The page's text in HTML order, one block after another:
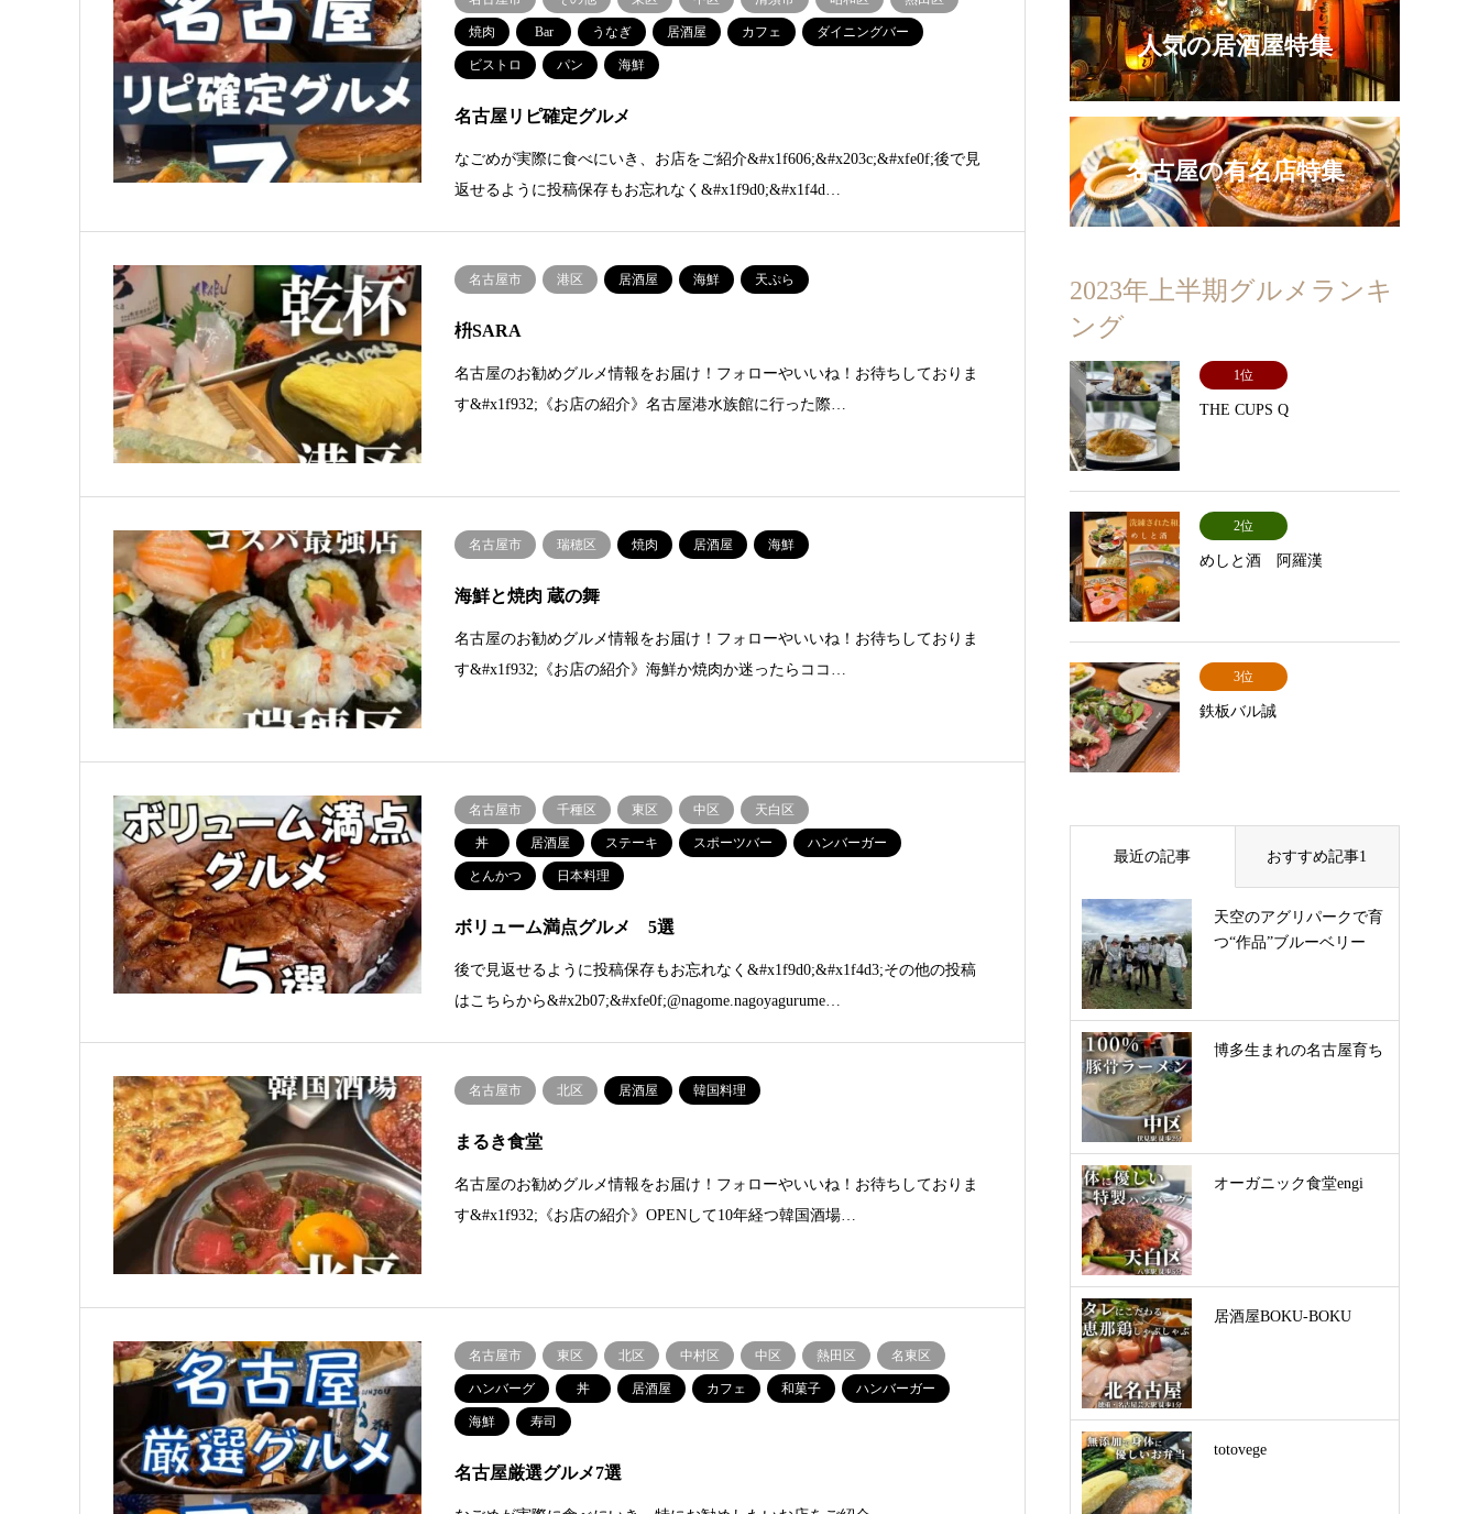
焼肉 Bar うなぎ 居酒屋 カフェ ダイニングバー
ビストロ パン 海鮮
名古屋リピ確定グルメ
なごめが実際に食べにいき、お店をご紹介&#x1f606;&#x203c;&#xfe0f;後で見
返せるように投稿保存もお忘れなく&#x1f9d0;&#x1f4d…
名古屋市 港区 居酒屋 海鮮 天ぷら
枡SARA
名古屋のお勧めグルメ情報をお届け！フォローやいいね！お待ちしておりま
す&#x1f932;《お店の紹介》名古屋港水族館に行った際…
名古屋市 瑞穂区 焼肉 居酒屋 海鮮
海鮮と焼肉 蔵の舞
名古屋のお勧めグルメ情報をお届け！フォローやいいね！お待ちしておりま
す&#x1f932;《お店の紹介》海鮮か焼肉か迷ったらココ…
名古屋市 千種区 東区 中区 天白区
丼 居酒屋 ステーキ スポーツバー ハンバーガー
とんかつ 日本料理
ボリューム満点グルメ 5選
後で見返せるように投稿保存もお忘れなく&#x1f9d0;&#x1f4d3;その他の投稿
はこちらから&#x2b07;&#xfe0f;@nagome.nagoyagurume…
名古屋市 北区 居酒屋 韓国料理
まるき食堂
名古屋のお勧めグルメ情報をお届け！フォローやいいね！お待ちしておりま
す&#x1f932;《お店の紹介》OPENして10年経つ韓国酒場…
名古屋市 東区 北区 中村区 中区 熱田区 名東区
ハンバーグ 丼 居酒屋 カフェ 和菓子 ハンバーガー
海鮮 寿司
名古屋厳選グルメ7選
人気の居酒屋特集
名古屋の有名店特集
2023年上半期グルメランキ
ング
1位
THE CUPS Q
2位
めしと酒 阿羅漢
3位
鉄板バル誠
最近の記事 おすすめ記事1
天空のアグリパークで育
つ“作品”ブルーベリー
博多生まれの名古屋育ち
オーガニック食堂engi
居酒屋BOKU-BOKU
totovege